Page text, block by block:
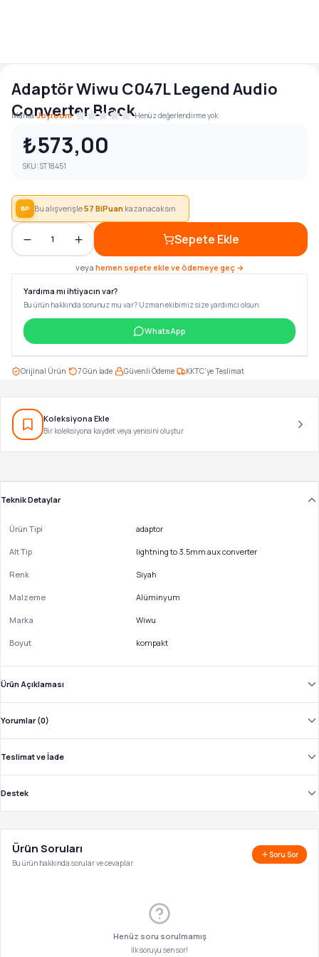
Adaptör Wiwu C047L Legend Audio
Converter Black
Marka:Joyroom| Henüz değerlendirme yok
₺573,00
SKU: ST18451
BP Bu alışverişle57 BiPuan kazanacaksın
1 Sepete Ekle
veya hemen sepete ekle ve ödemeye geç →
Yardıma mı ihtiyacın var?
Bu ürün hakkında sorunuz mu var? Uzman ekibimiz size yardımcı olsun.
WhatsApp
Orijinal Ürün 7 Gün İade Güvenli Ödeme KKTC'ye Teslimat
Koleksiyona Ekle
Bir koleksiyona kaydet veya yenisini oluştur
Teknik Detaylar
Ürün Tipi adaptor
Alt Tip lightning to 3.5mm aux converter
Renk Siyah
Malzeme Alüminyum
Marka Wiwu
Boyut kompakt
Ürün Açıklaması
Yorumlar (0)
Teslimat ve İade
Destek
Ürün Soruları
Bu ürün hakkında sorular ve cevaplar
Soru Sor
Henüz soru sorulmamış
İlk soruyu sen sor!